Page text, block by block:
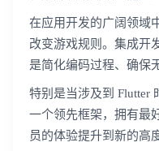
在应用开发的广阔领域
改变游戏规则。集成开
是简化编码过程、确保
特别是当涉及到 Flutter
一个领先框架，拥有最
员的体验提升到新的高